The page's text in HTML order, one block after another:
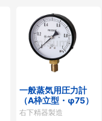
一般蒸気用圧力計
（A枠立型・φ75）
右下精器製造